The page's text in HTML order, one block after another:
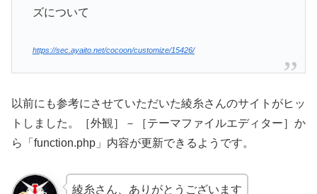
ズについて
https://sec.ayaito.net/cocoon/customize/15426/
以前にも参考にさせていただいた綾糸さんのサイトがヒッ
トしました。［外観］－［テーマファイルエディター］か
ら「function.php」内容が更新できるようです。
綾糸さん、ありがとうございます